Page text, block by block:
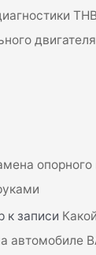
двигателя
к записи
автомобиле